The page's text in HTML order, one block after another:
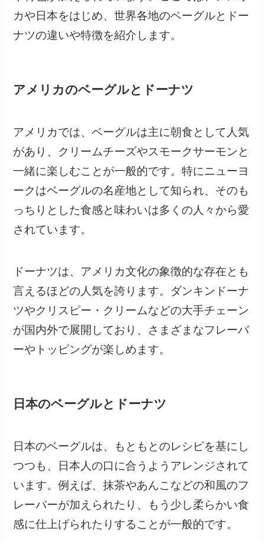
カや日本をはじめ、世界各地のベーグルとドー
ナツの違いや特徴を紹介します。
アメリカのベーグルとドーナツ
アメリカでは、ベーグルは主に朝食として人気
があり、クリームチーズやスモークサーモンと
一緒に楽しむことが一般的です。特にニューヨ
ークはベーグルの名産地として知られ、そのも
っちりとした食感と味わいは多くの人々から愛
されています。
ドーナツは、アメリカ文化の象徴的な存在とも
言えるほどの人気を誇ります。ダンキンドーナ
ツやクリスピー・クリームなどの大手チェーン
が国内外で展開しており、さまざまなフレーバ
ーやトッピングが楽しめます。
日本のベーグルとドーナツ
日本のベーグルは、もともとのレシピを基にし
つつも、日本人の口に合うようアレンジされて
います。例えば、抹茶やあんこなどの和風のフ
レーバーが加えられたり、もう少し柔らかい食
感に仕上げられたりすることが一般的です。